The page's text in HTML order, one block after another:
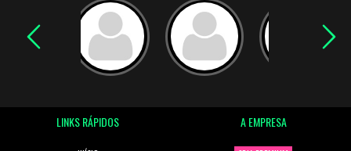
LINKS RÁPIDOS A EMPRESA